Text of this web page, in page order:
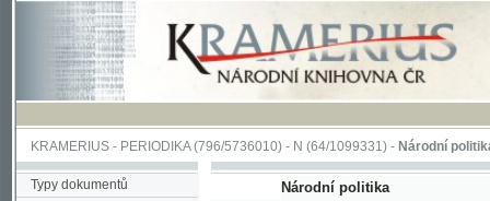
KRAMERIUS-PERIODIKA(796/5736010) -N(64/1099331) -Národní politika(1/
Typy dokumentů
Abeceda
Národní politika